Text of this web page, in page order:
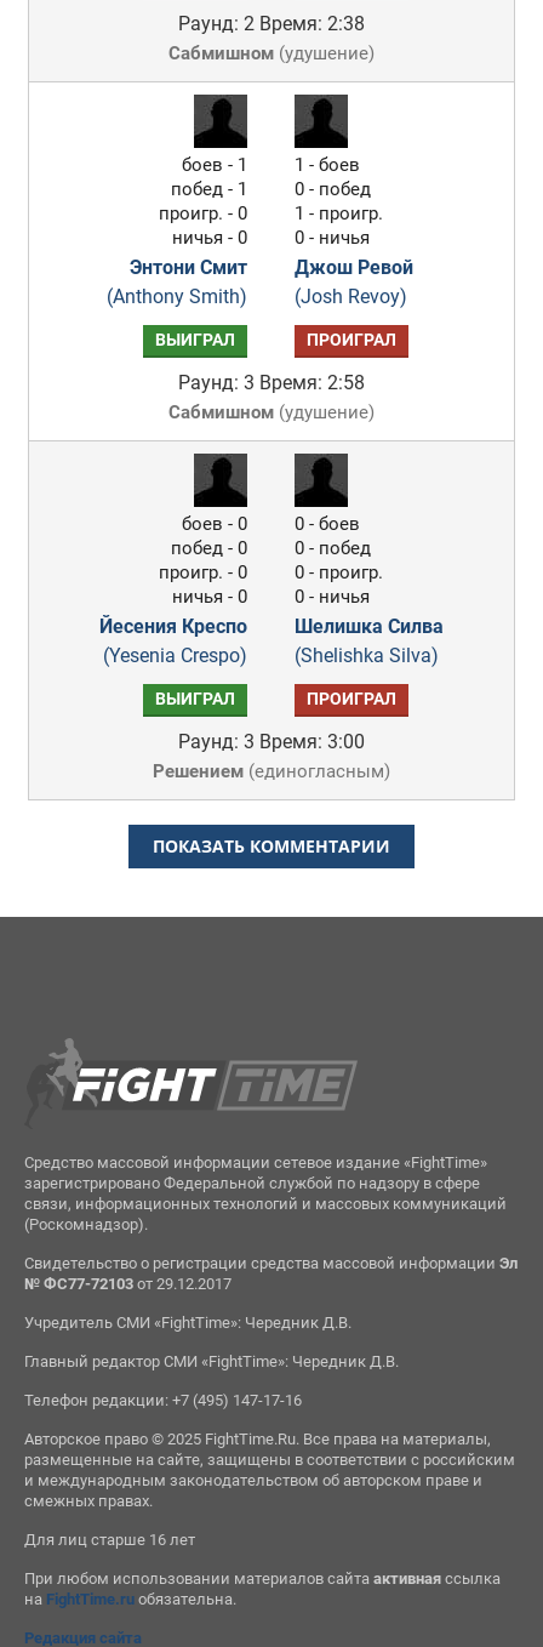
Раунд: 2 Время: 2:38
Сабмишном(удушение)
боев - 1
побед - 1
проигр. - 0
ничья - 0
Энтони Смит
(Anthony Smith)
1 - боев
0 - побед
1 - проигр.
0 - ничья
Джош Ревой
(Josh Revoy)
ВЫИГРАЛ ПРОИГРАЛ
Раунд: 3 Время: 2:58
Сабмишном(удушение)
боев - 0
побед - 0
проигр. - 0
ничья - 0
Йесения Креспо
(Yesenia Crespo)
0 - боев
0 - побед
0 - проигр.
0 - ничья
Шелишка Силва
(Shelishka Silva)
ВЫИГРАЛ ПРОИГРАЛ
Раунд: 3 Время: 3:00
Решением(единогласным)
ПОКАЗАТЬ КОММЕНТАРИИ
Средство массовой информации сетевое издание «FightTime»
зарегистрировано Федеральной службой по надзору в сфере
связи, информационных технологий и массовых коммуникаций
(Роскомнадзор).
Свидетельство о регистрации средства массовой информации Эл
№ ФС77-72103от 29.12.2017
Учредитель СМИ «FightTime»: Чередник Д.В.
Главный редактор СМИ «FightTime»: Чередник Д.В.
Телефон редакции: +7 (495) 147-17-16
Авторское право © 2025 FightTime.Ru. Все права на материалы,
размещенные на сайте, защищены в соответствии с российским
и международным законодательством об авторском праве и
смежных правах.
Для лиц старше 16 лет
При любом использовании материалов сайта активнаяссылка
на FightTime.ruобязательна.
Редакция сайта